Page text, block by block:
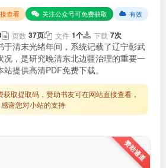
查看 关注公众号可免费获取 有效
页数 37页 文件 1个 下载 7次
于清末光绪年间，系统记载了辽宁彰武
况，是研究晚清东北边疆治理的重要一
提供高清PDF免费下载。
获取提取码，赞助书友可在网站直接查看，
感谢您对小站的支持